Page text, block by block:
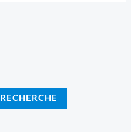
RECHERCHE